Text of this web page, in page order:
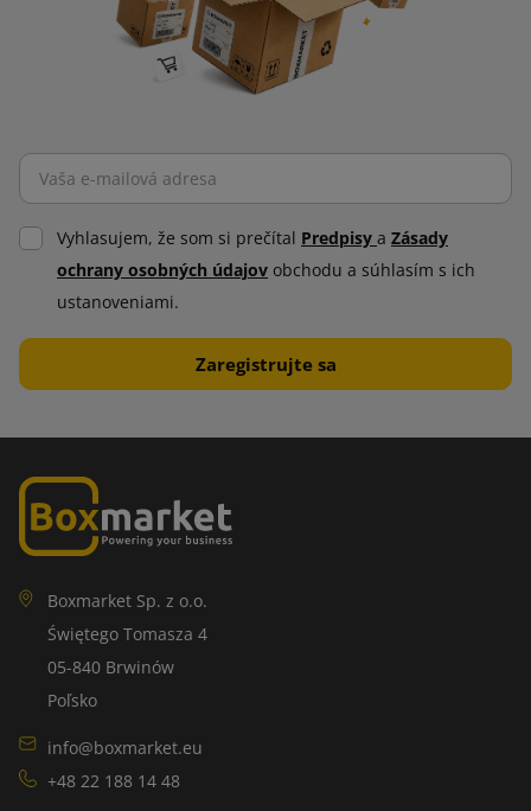
Vyhlasujem, že som si prečítal Predpisy a Zásady
ochrany osobných údajov obchodu a súhlasím s ich
ustanoveniami.
Boxmarket Sp. z o.o.
Świętego Tomasza 4
05-840 Brwinów
Poľsko
info@boxmarket.eu
+48 22 188 14 48